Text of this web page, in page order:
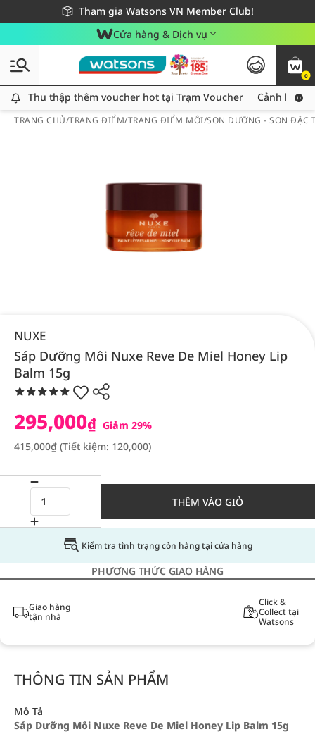
Tham gia Watsons VN Member Club!
Miễn phí giao hàng cho đơn hàng từ 249,000Đ
Giao hàng nhanh 24h - Áp dụng khu vực TP. Hồ Chí Minh
Cửa hàng & Dịch vụ
0
Thu thập thêm voucher hot tại Trạm Voucher
Thu thập thêm voucher hot tại Trạm Voucher Cảnh báo
TRANG CHỦ/TRANG ĐIỂM/TRANG ĐIỂM MÔI/SON DƯỠNG - SON ĐẶC
NUXE
Sáp Dưỡng Môi Nuxe Reve De Miel Honey Lip
Balm 15g
295,000₫ Giảm 29%
415,000₫(Tiết kiệm: 120,000)
THÊM VÀO GIỎ
Kiểm tra tình trạng còn hàng tại cửa hàng
PHƯƠNG THỨC GIAO HÀNG
Giao hàng
tận nhà
Click &
Collect tại
Watsons
THÔNG TIN SẢN PHẨM
Mô Tả
Sáp Dưỡng Môi Nuxe Reve De Miel Honey Lip Balm 15g